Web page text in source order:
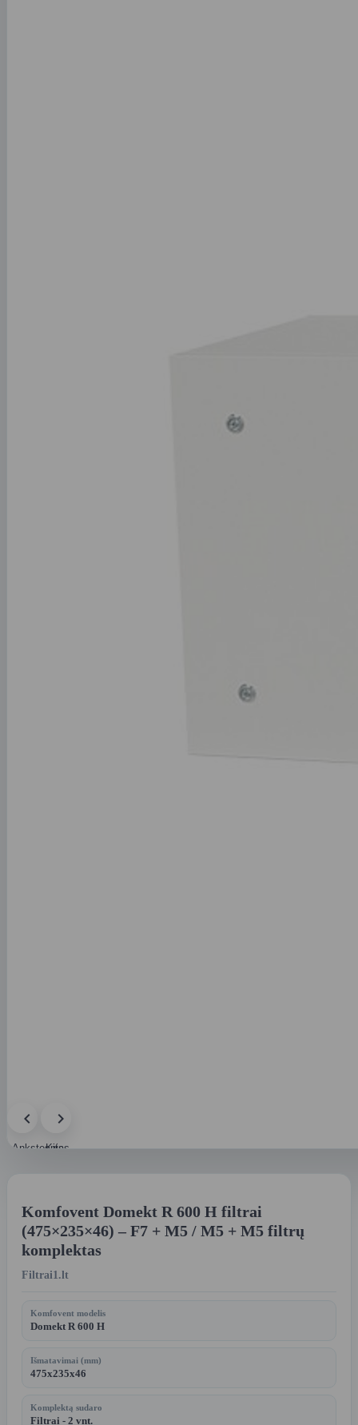
Ankstesnis
Kitas
Komfovent Domekt R 600 H filtrai
(475×235×46) – F7 + M5 / M5 + M5 filtrų
komplektas
Filtrai1.lt
Komfovent modelis
Domekt R 600 H
Išmatavimai (mm)
475x235x46
Komplektą sudaro
Filtrai - 2 vnt.